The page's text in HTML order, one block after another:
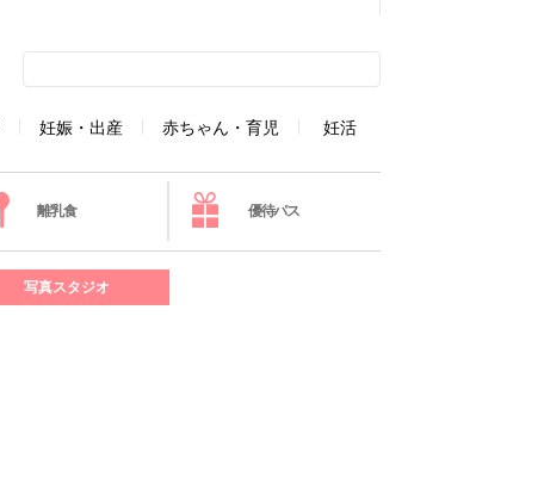
妊娠・出産 赤ちゃん・育児 妊活
離乳食 優待パス
写真スタジオ